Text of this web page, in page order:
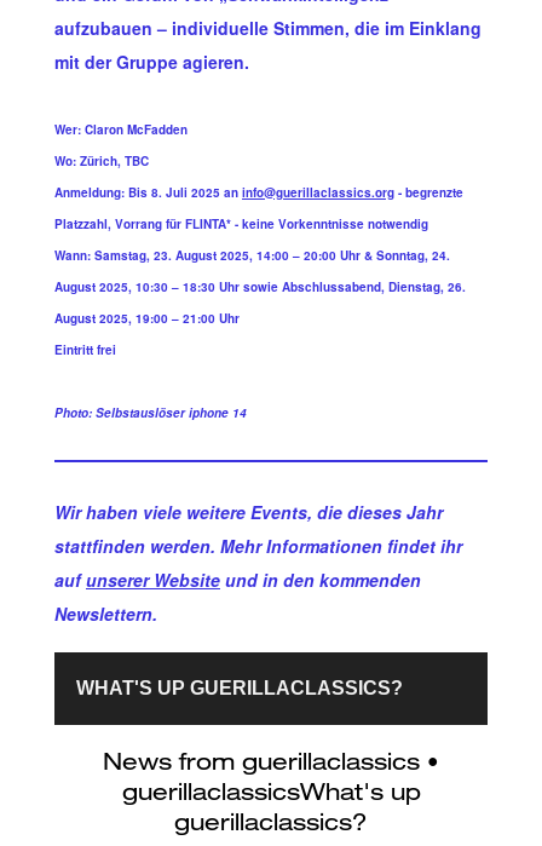
aufzubauen – individuelle Stimmen, die im Einklang
mit der Gruppe agieren.
Wer: Claron McFadden
Wo: Zürich, TBC
Anmeldung: Bis 8. Juli 2025 an info@guerillaclassics.org - begrenzte
Platzzahl, Vorrang für FLINTA* - keine Vorkenntnisse notwendig
Wann: Samstag, 23. August 2025, 14:00 – 20:00 Uhr & Sonntag, 24.
August 2025, 10:30 – 18:30 Uhr sowie Abschlussabend, Dienstag, 26.
August 2025, 19:00 – 21:00 Uhr
Eintritt frei
Photo: Selbstauslöser iphone 14
Wir haben viele weitere Events, die dieses Jahr
stattfinden werden. Mehr Informationen findet ihr
aufunserer Website und in den kommenden
Newslettern.
WHAT'S UP GUERILLACLASSICS?